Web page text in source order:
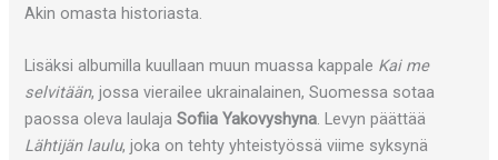
Akin omasta historiasta.
Lisäksi albumilla kuullaan muun muassa kappale Kai me
selvitään, jossa vierailee ukrainalainen, Suomessa sotaa
paossa oleva laulajaSofiia Yakovyshyna. Levyn päättää
Lähtijän laulu, joka on tehty yhteistyössä viime syksynä